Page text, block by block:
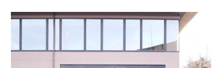
外表像是火箭，然而於2003年4月時重新裝修後建成如今蠟燭模樣的燈塔。
雖然可以坐電梯上展望台，但是走下展望台時推薦您走完全由玻璃建成的台
階。展望台位於建築的17層，螺旋狀的台階使得您可以充分感受到開放感和
些許地緊張。 燈塔腳下是滿滿南國風格的「Samuel Cocking苑」，除此之
外每年冬天還會舉辦「湘南的寶石～妝點江之島的光與色彩的祭典～」。
2018年這裡還被認定為「關東三大燈光展」之一，請務必親自來欣賞這場光